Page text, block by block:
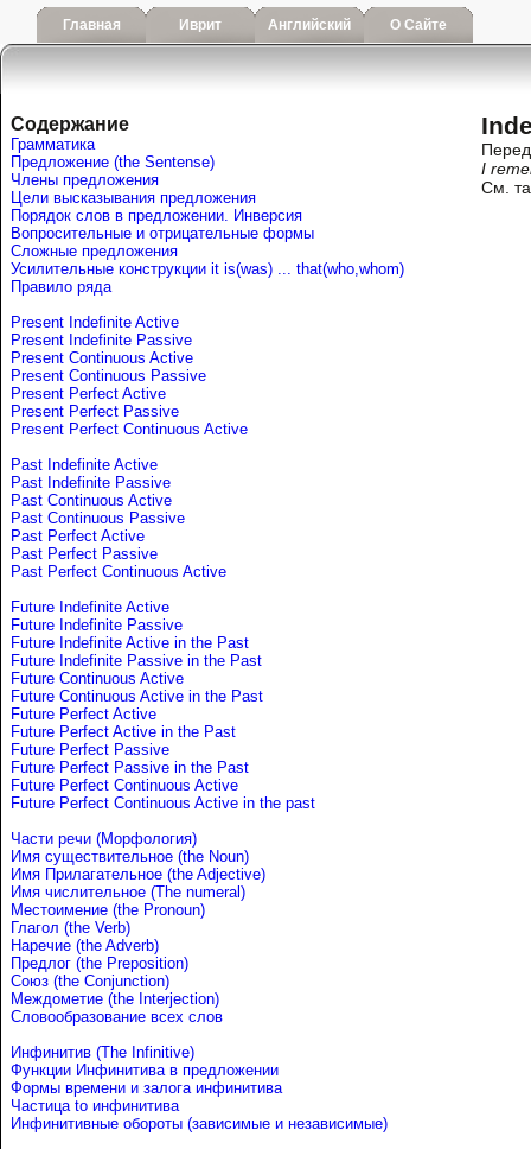
Главная Иврит Английский О Сайте
Содержание
Грамматика
Предложение (the Sentense)
Члены предложения
Цели высказывания предложения
Порядок слов в предложении. Инверсия
Вопросительные и отрицательные формы
Сложные предложения
Усилительные конструкции it is(was) ... that(who,whom)
Правило ряда
Present Indefinite Active
Present Indefinite Passive
Present Continuous Active
Present Continuous Passive
Present Perfect Active
Present Perfect Passive
Present Perfect Continuous Active
Past Indefinite Active
Past Indefinite Passive
Past Continuous Active
Past Continuous Passive
Past Perfect Active
Past Perfect Passive
Past Perfect Continuous Active
Future Indefinite Active
Future Indefinite Passive
Future Indefinite Active in the Past
Future Indefinite Passive in the Past
Future Continuous Active
Future Continuous Active in the Past
Future Perfect Active
Future Perfect Active in the Past
Future Perfect Passive
Future Perfect Passive in the Past
Future Perfect Continuous Active
Future Perfect Continuous Active in the past
Части речи (Морфология)
Имя существительное (the Noun)
Имя Прилагательное (the Adjective)
Имя числительное (The numeral)
Местоимение (the Pronoun)
Глагол (the Verb)
Наречие (the Adverb)
Предлог (the Preposition)
Союз (the Conjunction)
Междометие (the Interjection)
Словообразование всех слов
Инфинитив (The Infinitive)
Функции Инфинитива в предложении
Формы времени и залога инфинитива
Частица to инфинитива
Инфинитивные обороты (зависимые и независимые)
I
См.